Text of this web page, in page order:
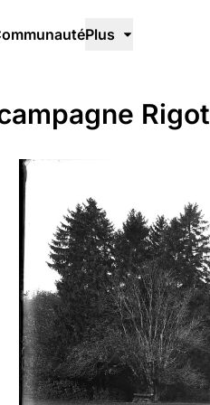
Plus
Rigot